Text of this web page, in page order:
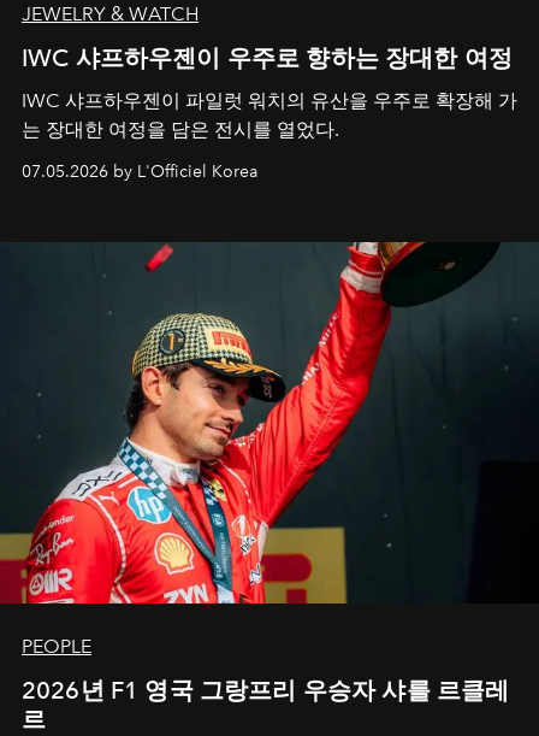
JEWELRY & WATCH
IWC 샤프하우젠이 우주로 향하는 장대한 여정
IWC 샤프하우젠이 파일럿 워치의 유산을 우주로 확장해 가
는 장대한 여정을 담은 전시를 열었다.
07.05.2026 by L'Officiel Korea
PEOPLE
2026년 F1 영국 그랑프리 우승자 샤를 르클레
르